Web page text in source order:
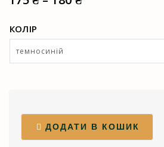
175 ₴
КОЛІР
ДОДАТИ В КОШИК